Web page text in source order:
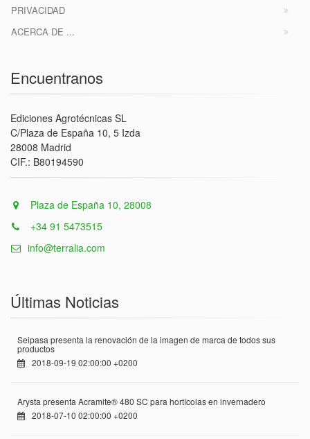
PRIVACIDAD
ACERCA DE ...
Encuentranos
Ediciones Agrotécnicas SL
C/Plaza de España 10, 5 Izda
28008 Madrid
CIF.: B80194590
Plaza de España 10, 28008
+34 91 5473515
info@terralia.com
Últimas Noticias
Seipasa presenta la renovación de la imagen de marca de todos sus
productos
2018-09-19 02:00:00 +0200
Arysta presenta Acramite® 480 SC para hortícolas en invernadero
2018-07-10 02:00:00 +0200